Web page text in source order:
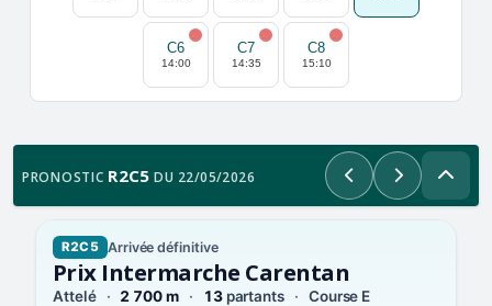
C6
14:00
C7
14:35
C8
15:10
PRONOSTIC R2C5 DU 22/05/2026 PrécédentSuivant
R2C5 Arrivée définitive
Prix Intermarche Carentan
Attelé 2 700 m 13partants Course E